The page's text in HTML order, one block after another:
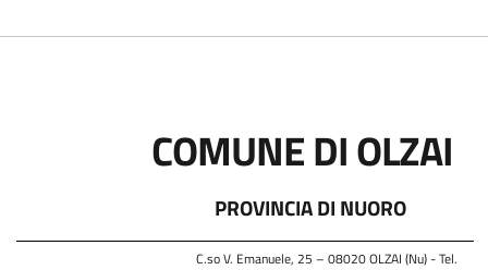
COMUNE DI OLZAI
PROVINCIA DI NUORO
C.so V. Emanuele, 25 – 08020 OLZAI (Nu) - Tel.